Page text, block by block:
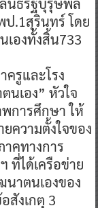
ป.1สุรินทร์ โดย
เองทั้งสิ้น733
รูและโรง
นเอง” หัวใจ
การศึกษา ให้
ความตั้งใจของ
คทางการ
ที่ได้เครือข่าย
าตนเองของ
สังเกตุ 3